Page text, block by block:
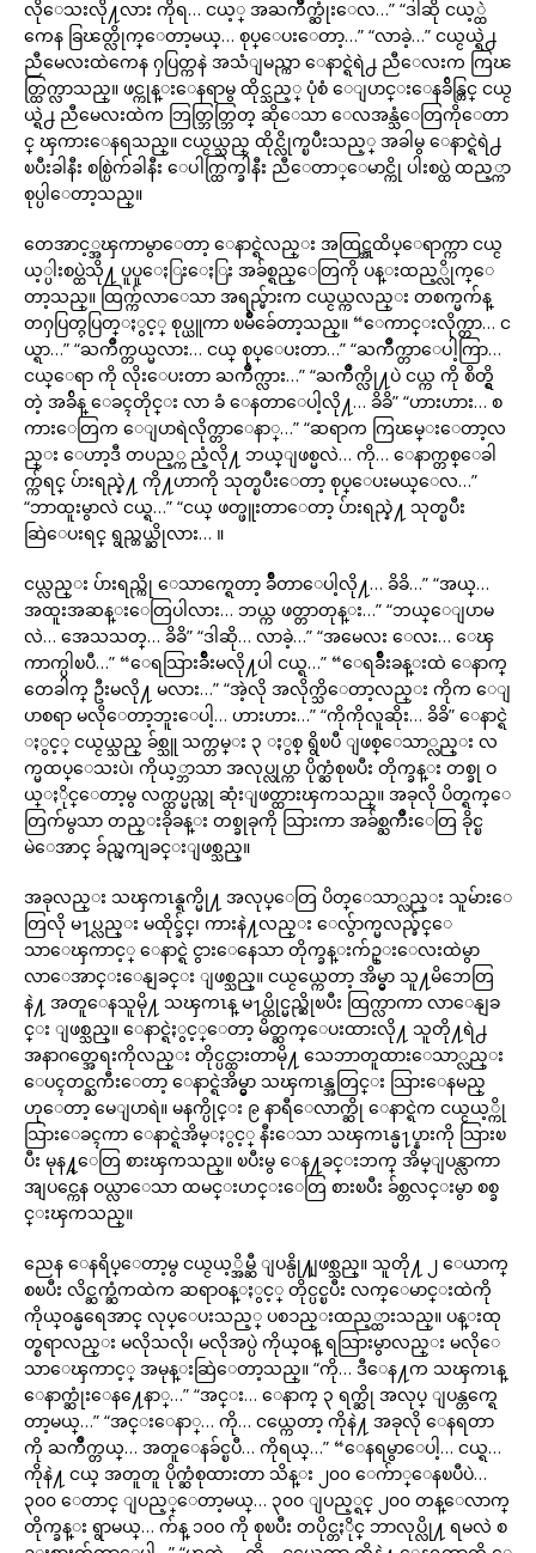
လိုေသးလို႔လား ကိုရ… ငယ့္ အႀကိဳက္ဆုံးေလ…” “ဒါဆို ငယ့္ထဲ
ကေန ခြၽတ္လိုက္ေတာ့မယ္… စုပ္ေပးေတာ့…” “လာခဲ့…” ငယ္ငယ္ရဲ႕
ညီမေလးထဲကေန ႁပြတ္ကနဲ အသံျမည္ကာ ေနာင္ရဲရဲ႕ ညီေလးက ကြၽ
တ္ထြက္လာသည္။ ဖင္ကုန္းေနရာမွ ထိုင္သည့္ ပုံစံ ေျပာင္းေနခ်ိန္တြင္ ငယ္င
ယ္ရဲ႕ ညီမေလးထဲက ဘြတ္ဘြတ္ဘြတ္ ဆိုေသာ ေလအန္သံေတြကိုေတာ
င္ ၾကားေနရသည္။ ငယ္ငယ္သည္ ထိုင္လိုက္ၿပီးသည့္ အခါမွ ေနာင္ရဲရဲ႕
ၿပီးခါနီး စစ္ပြဲက်ခါနီး ေပါက္ထြက္ခါနီး ညီေတာ္ေမာင္ကို ပါးစပ္ထဲ ထည့္ကာ
စုပ္ပါေတာ့သည္။
တေအာင့္အၾကာမွာေတာ့ ေနာင္ရဲလည္း အထြဋ္အထိပ္ေရာက္ကာ ငယ္င
ယ့္ပါးစပ္ထဲသို႔ ပူပူေႏြးေႏြး အခ်စ္ရည္ေတြကို ပန္းထည့္လိုက္ေ
တာ့သည္။ ထြက္က်လာေသာ အရည္မ်ားက ငယ္ငယ္ကလည္း တစက္မက်န္
တႁပြတ္ႁပြတ္ႏွင့္ စုပ္ယူကာ ၿမိဳခ်ေတာ့သည္။ “ေကာင္းလိုက္တာ… င
ယ္ရာ…” “ႀကိဳက္တယ္မလား… ငယ္ စုပ္ေပးတာ…” “ႀကိဳက္တာေပါ့ကြာ…
ငယ္ေရာ ကို လိုးေပးတာ ႀကိဳက္လား…” “ႀကိဳက္လို႔ပဲ ငယ္က ကို စိတ္ရွိ
တဲ့ အခ်ိန္ ေခၚတိုင္း လာ ခံ ေနတာေပါ့လို႔… ခိခိ” “ဟားဟား… စ
ကားေတြက ေျပာရဲလိုက္တာေနာ္…” “ဆရာက ကြၽမ္းေတာ့လ
ည္း ေဟာ့ဒီ တပည့္က ညံ့လို႔ ဘယ္ျဖစ္မလဲ… ကို… ေနာက္တစ္ေခါ
က္က်ရင္ ပ်ားရည္နဲ႔ ကို႔ဟာကို သုတ္ၿပီးေတာ့ စုပ္ေပးမယ္ေလ…”
“ဘာထူးမွာလဲ ငယ္ရ…” “ငယ္ ဖတ္ဖူးတာေတာ့ ပ်ားရည္နဲ႔ သုတ္ၿပီး
ဆြဲေပးရင္ ရွည္တယ္ဆိုလား… ။
ငယ္လည္း ပ်ားရည္ကို ေသာက္ရေတာ့ ခ်ိဳတာေပါ့လို႔… ခိခိ…” “အယ္…
အထူးအဆန္းေတြပါလား… ဘယ္က ဖတ္တာတုန္း…” “ဘယ္ေျပာမ
လဲ… အေသသတ္… ခိခိ” “ဒါဆို… လာခဲ့…” “အမေလး ေလး… ေၾ
ကာက္ပါၿပီ…” “ေရသြားခ်ိဳးမလို႔ပါ ငယ္ရ…” “ေရခ်ိဳးခန္းထဲ ေနာက္
တေခါက္ ဦးမလို႔ မလား…” “အဲ့လို အလိုက္သိေတာ့လည္း ကိုက ေျ
ပာစရာ မလိုေတာ့ဘူးေပါ့… ဟားဟား…” “ကိုကိုလူဆိုး… ခိခိ” ေနာင္ရဲ
ႏွင့္ ငယ္ငယ္သည္ ခ်စ္သူ သက္တမ္း ၃ ႏွစ္ ရွိၿပီ ျဖစ္ေသာ္လည္း လ
က္မထပ္ေသးပဲ၊ ကိုယ့္ဘာသာ အလုပ္လုပ္ကာ ပိုက္ဆံစုၿပီး တိုက္ခန္း တစ္ခု ဝ
ယ္ႏိုင္ေတာ့မွ လက္ထပ္မည္ဟု ဆုံးျဖတ္ထားၾကသည္။ အခုလို ပိတ္ရက္ေ
တြက်မွသာ တည္းခိုခန္း တစ္ခုခုကို သြားကာ အခ်စ္ႀကိဳးေတြ ခိုင္ၿ
မဲေအာင္ ခ်ည္ၾကျခင္းျဖစ္သည္။
အခုလည္း သၾကၤန္ရက္မို႔ အလုပ္ေတြ ပိတ္ေသာ္လည္း သူမ်ားေ
တြလို မ႑ပ္လည္း မထိုင္ခ်င္၊ ကားနဲ႔လည္း ေလွ်ာက္မလည္ခ်င္ေ
သာေၾကာင့္ ေနာင္ရဲ ငွားေနေသာ တိုက္ခန္းက်ဥ္းေလးထဲမွာ
လာေအာင္းေနျခင္း ျဖစ္သည္။ ငယ္ငယ္ကေတာ့ အိမ္မွာ သူ႔မိဘေတြ
နဲ႔ အတူေနသူမို႔ သၾကၤန္ မ႑ပ္ထိုင္မည္ဆိုၿပီး ထြက္လာကာ လာေနျခ
င္း ျဖစ္သည္။ ေနာင္ရဲႏွင့္ေတာ့ မိတ္ဆက္ေပးထားလို႔ သူတို႔ရဲ႕
အနာဂတ္အေရးကိုလည္း တိုင္ပင္ထားတာမို႔ သေဘာတူထားေသာ္လည္း
ေပၚတင္ႀကီးေတာ့ ေနာင္ရဲအိမ္မွာ သၾကၤန္အတြင္း သြားေနမည္
ဟုေတာ့ မေျပာရဲ။ မနက္ပိုင္း ၉ နာရီေလာက္ဆို ေနာင္ရဲက ငယ္ငယ့္ကို
သြားေခၚကာ ေနာင္ရဲအိမ္ႏွင့္ နီးေသာ သၾကၤန္မ႑ပ္နားကို သြားၿ
ပီး မုန႔္ေတြ စားၾကသည္။ ၿပီးမွ ေန႔ခင္းဘက္ အိမ္ျပန္လာကာ
အျပင္ကေန ဝယ္လာေသာ ထမင္းဟင္းေတြ စားၿပီး ခ်စ္တလင္းမွာ စစ္ခ
င္းၾကသည္။
ညေန ေနရိပ္ေတာ့မွ ငယ္ငယ့္အိမ္ဆီ ျပန္ပို႔ျဖစ္သည္။ သူတို႔ ၂ ေယာက္
စၿပီး လိင္ဆက္ဆံကထဲက ဆရာဝန္ႏွင့္ တိုင္ပင္ၿပီး လက္ေမာင္းထဲကို
ကိုယ္ဝန္မရေအာင္ လုပ္ေပးသည့္ ပစၥည္းထည့္ထားသည္။ ပန္းထု
တ္စရာလည္း မလိုသလို၊ မလိုအပ္ပဲ ကိုယ္ဝန္ ရသြားမွာလည္း မလိုေ
သာေၾကာင့္ အမုန္းဆြဲေတာ့သည္။ “ကို… ဒီေန႔က သၾကၤန္
ေနာက္ဆုံးေန႔ေနာ္…” “အင္း… ေနာက္ ၃ ရက္ဆို အလုပ္ ျပန္တက္ရေ
တာ့မယ္…” “အင္းေနာ္… ကို… ငယ္ကေတာ့ ကိုနဲ႔ အခုလို ေနရတာ
ကို ႀကိဳက္တယ္… အတူေနခ်င္ၿပီ… ကိုရယ္…” “ေနရမွာေပါ့… ငယ္ရ…
ကိုနဲ႔ ငယ္ အတူတူ ပိုက္ဆံစုထားတာ သိန္း ၂၀၀ ေက်ာ္ေနၿပီပဲ…
၃၀၀ ေတာင္ ျပည့္ေတာ့မယ္… ၃၀၀ ျပည့္ရင္ ၂၀၀ တန္ေလာက္
တိုက္ခန္း ရွာမယ္… က်န္ ၁၀၀ ကို စုၿပီး တပိုင္တႏိုင္ ဘာလုပ္လို႔ ရမလဲ စ